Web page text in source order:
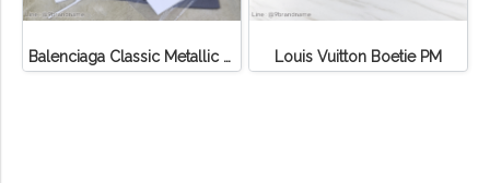
Balenciaga Classic Metallic Edge City Bag Louis Vuitton Boetie PM